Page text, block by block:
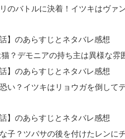
のバトルに決着！イツキはヴァ
】のあらすじとネタバレ感想
？デモニアの持ち主は異様な雰
】のあらすじとネタバレ感想
い？イツキはリョウガを倒して
】のあらすじとネタバレ感想
子？ツバサの後を付けたレンに